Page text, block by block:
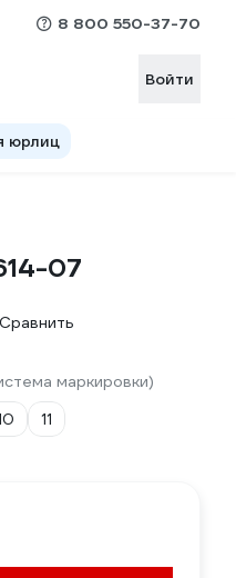
8 800 550-37-70
Войти
юрлиц
07
Сравнить
маркировки)
11